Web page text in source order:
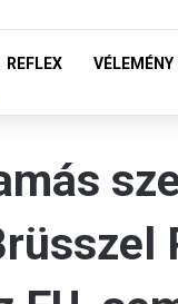
REFLEX VÉLEMÉNY